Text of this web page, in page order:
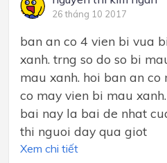
26 tháng 10 2017
ban an co 4 vien bi vua
xanh. trng so do so bi
mau xanh. hoi ban an
co may vien bi mau xanh.
bai nay la bai de nhat
thi nguoi day qua giot
Xem chi tiết